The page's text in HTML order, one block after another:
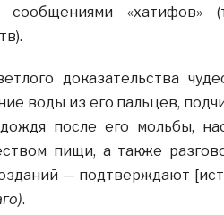
«хатифов»
доказательства
воды из его пальцев,
после его мольбы,
пищи, а также
— подтверждают
.